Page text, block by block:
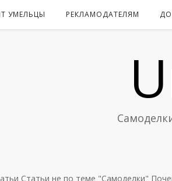
УМЕЛЬЦЫ РЕКЛАМОДАТЕЛЯМ
Статьи не по теме "Самоделки"